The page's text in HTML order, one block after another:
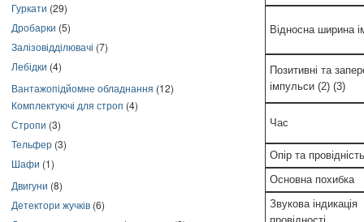
Гуркати (29)
Дробарки (5)
Залізовідділювачі (7)
Лебідки (4)
Вантажопідйомне обладнання (12)
Комплектуючі для строп (4)
Стропи (3)
Тельфер (3)
Шафи (1)
Двигуни (8)
Детектори жучків (6)
Відносна ширина
Позитивні та
імпульси (2) (3)
Час
Опір та
Основна похибка
Звукова індикація